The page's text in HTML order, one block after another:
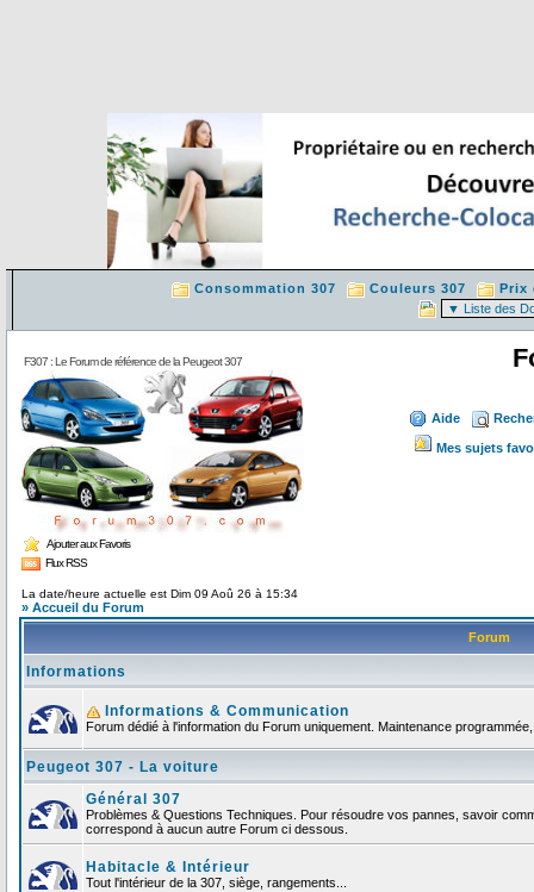
Consommation 307 Couleurs 307 Prix
F307 : Le Forum de référence de la Peugeot 307
Ajouter aux Favoris
Flux RSS
Aide
Mes sujets
La date/heure actuelle est Dim 09 Aoû 26 à 15:34
» Accueil du Forum
Forum
Informations
Informations & Communication
Forum dédié à l'information du Forum uniquement. Maintenance
Peugeot 307 - La voiture
Général 307
Problèmes & Questions Techniques. Pour résoudre vos pannes, savoir
correspond à aucun autre Forum ci dessous.
Habitacle & Intérieur
Tout l'intérieur de la 307, siège, rangements...